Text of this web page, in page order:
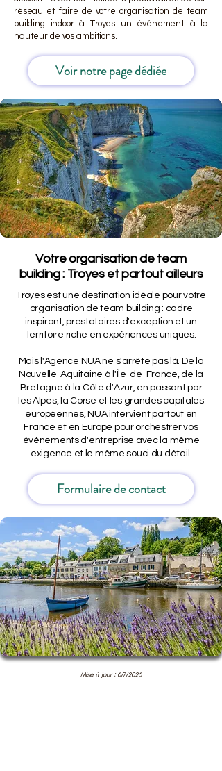
réseau et faire de votre organisation de team
building indoor à Troyes un événement à la
hauteur de vos ambitions.
Voir notre page dédiée
Votre organisation de team
building : Troyes et partout ailleurs
Troyes est une destination idéale pour votre
organisation de team building : cadre
inspirant, prestataires d'exception et un
territoire riche en expériences uniques.
Mais l'Agence NUA ne s'arrête pas là. De la
Nouvelle-Aquitaine à l'Île-de-France, de la
Bretagne à la Côte d'Azur, en passant par
les Alpes, la Corse et les grandes capitales
européennes, NUA intervient partout en
France et en Europe pour orchestrer vos
événements d'entreprise avec la même
exigence et le même souci du détail.
Formulaire de contact
Mise à jour : 6/7/2026